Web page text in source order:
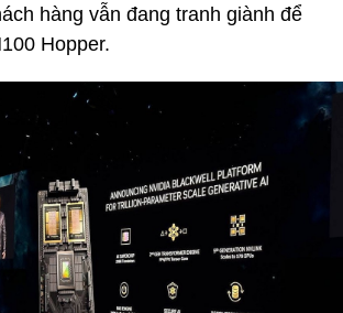
hàng vẫn đang tranh giành để
Hopper.